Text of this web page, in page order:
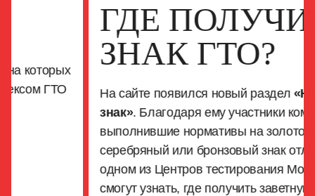
ГДЕ ПОЛУЧИТЬ
ЗНАК ГТО?
На сайте появился новый раздел«Найти
. Благодаря ему участники комплекса,
выполнившие нормативы на золотой,
серебряный или бронзовый знак отличия в
одном из Центров тестирования Москвы,
смогут узнать, где получить заветную награду.